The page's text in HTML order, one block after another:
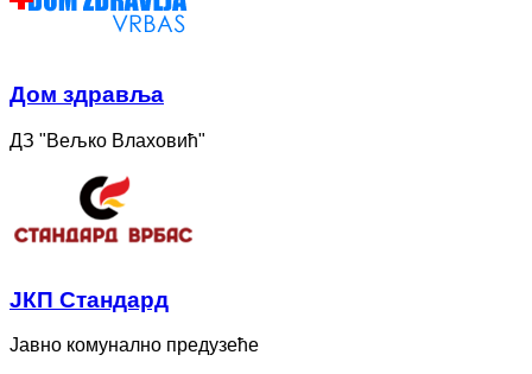
Дом здравља
ДЗ "Вељко Влаховић"
ЈКП Стандард
Јавно комунално предузеће